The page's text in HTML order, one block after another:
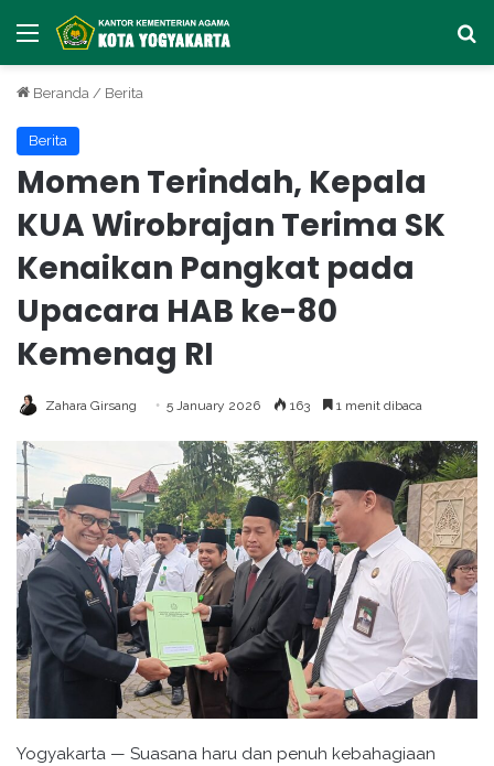
Menu
Beranda / Berita
Berita
Momen Terindah, Kepala
KUA Wirobrajan Terima SK
Kenaikan Pangkat pada
Upacara HAB ke-80
Kemenag RI
Zahara Girsang 5 January 2026 163 1 menit dibaca
Yogyakarta — Suasana haru dan penuh kebahagiaan